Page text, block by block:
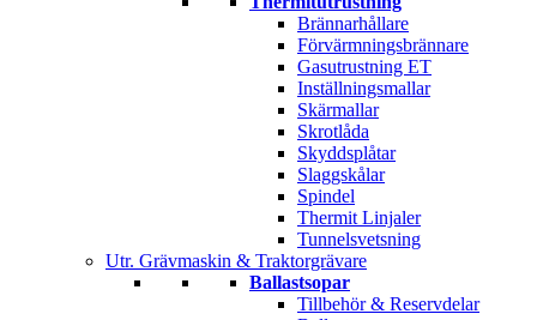
Brännarhållare
Förvärmningsbrännare
Gasutrustning ET
Inställningsmallar
Skärmallar
Skrotlåda
Skyddsplåtar
Slaggskålar
Spindel
Thermit Linjaler
Tunnelsvetsning
Utr. Grävmaskin & Traktorgrävare
Ballastsopar
Tillbehör & Reservdelar